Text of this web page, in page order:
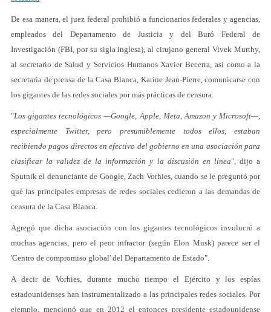
De esa manera, el juez federal prohibió a funcionarios federales y agencias,
empleados del Departamento de Justicia y del Buró Federal de
Investigación (FBI, por su sigla inglesa), al cirujano general Vivek Murthy,
al secretario de Salud y Servicios Humanos Xavier Becerra, así como a la
secretaria de prensa de la Casa Blanca, Karine Jean-Pierre, comunicarse con
los gigantes de las redes sociales por más prácticas de censura.
"Los gigantes tecnológicos —Google, Apple, Meta, Amazon y Microsoft—,
especialmente Twitter, pero presumiblemente todos ellos, estaban
recibiendo pagos directos en efectivo del gobierno en una asociación para
clasificar la validez de la información y la discusión en línea", dijo a
Sputnik el denunciante de Google, Zach Vorhies, cuando se le preguntó por
qué las principales empresas de redes sociales cedieron a las demandas de
censura de la Casa Blanca.
Agregó que dicha asociación con los gigantes tecnológicos involucró a
muchas agencias, pero el peor infractor (según Elon Musk) parece ser el
'Centro de compromiso global' del Departamento de Estado".
A decir de Vorhies, durante mucho tiempo el Ejército y los espías
estadounidenses han instrumentalizado a las principales redes sociales. Por
ejemplo, mencionó que en 2012 el entonces presidente estadounidense